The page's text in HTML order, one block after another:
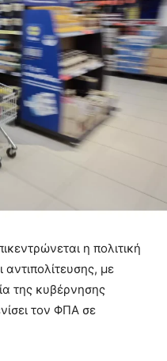
η πολιτική
με
της κυβέρνησης
τον ΦΠΑ σε